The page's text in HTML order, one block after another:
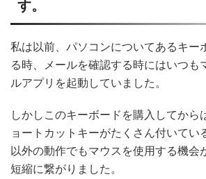
す。
私は以前、パソコンについてあるキー
る時、メールを確認する時にはいつも
ルアプリを起動していました。
しかしこのキーボードを購入してから
ョートカットキーがたくさん付いてい
以外の動作でもマウスを使用する機会
短縮に繋がりました。